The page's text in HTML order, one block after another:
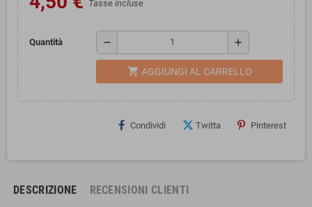
Tasse incluse
Quantità remove add
shopping_cart AGGIUNGI AL CARRELLO
Condividi Twitta Pinterest
DESCRIZIONE RECENSIONI CLIENTI